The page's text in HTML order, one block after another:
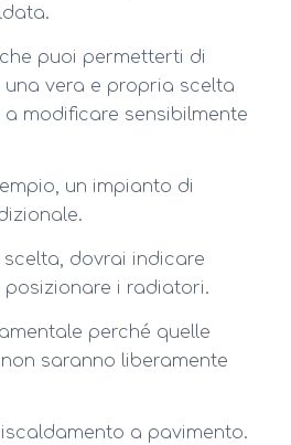
puoi permetterti di
una vera e propria scelta
modificare sensibilmente
un impianto di
dovrai indicare
i radiatori.
perché quelle
saranno liberamente
a pavimento.